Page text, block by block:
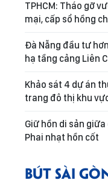
TPHCM: Tháo gỡ
mại, cấp sổ hồng
Đà Nẵng đầu tư
hạ tầng cảng Liên
Khảo sát 4 dự án
trang đô thị khu
Giữ hồn di sản
Phai nhạt hồn cốt
BÚT SÀI